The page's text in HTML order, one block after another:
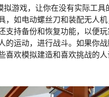
游戏，让你在没有实际工
，如电动螺丝刀和装配无人
支持备份和恢复功能，以便
的运动，进行战斗。如果你
喜欢模拟建造和喜欢挑战的